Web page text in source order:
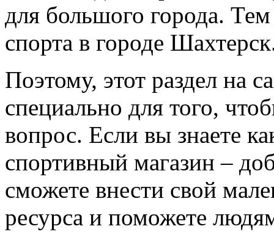
для большого города.
спорта в городе
Поэтому, этот раздел на
специально для того,
вопрос. Если вы знаете
спортивный магазин –
сможете внести свой
ресурса и поможете